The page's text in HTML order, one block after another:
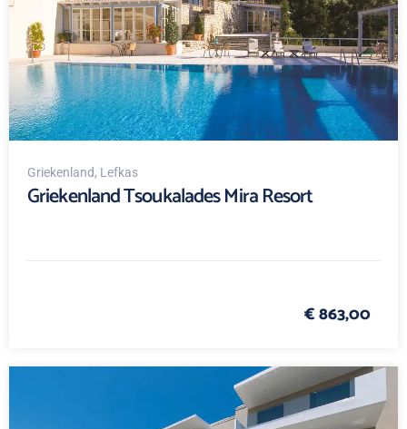
Griekenland, Lefkas
Griekenland Tsoukalades Mira Resort
€ 863,00